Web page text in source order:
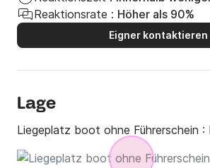
Reaktionsrate : Höher als 90%
Eigner kontaktieren
Lage
Liegeplatz boot ohne Führerschein :